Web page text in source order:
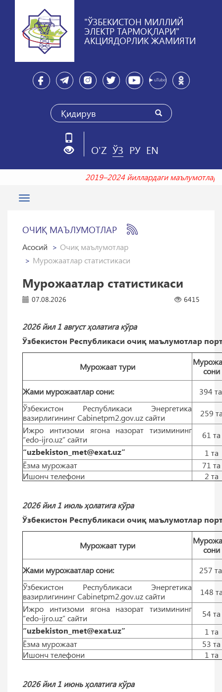
"ЎЗБЕКИСТОН МИЛЛИЙ
ЭЛЕКТР ТАРМОҚЛАРИ"
АКЦИЯДОРЛИК ЖАМИЯТИ
O'Z ЎЗ РУ EN
2019–2024 йиллардаги
Toggle
ОЧИҚ МАЪЛУМОТЛАР
Асосий
Очиқ маълумотлар
Мурожаатлар статистикаси
Мурожаатлар статистикаси
07.08.2026 6415
2026 йил 1 август ҳолатига кўра
Ўзбекистон Республикаси очиқ маълумотлар
Мурожаат тури
сони
Жами мурожаатлар сони:
394
Ўзбекистон Республикаси Энергетика
вазирлигининг Cabinetpm2.gov.uz сайти
259
Ижро интизоми ягона назорат тизимининг
“edo-ijro.uz” сайти
61 тa
“uzbekiston_met@exat.uz”
1 тa
Ёзма мурожаат
71 тa
Ишонч телефони
2 тa
2026 йил 1 июль ҳолатига кўра
Ўзбекистон Республикаси очиқ маълумотлар
Мурожаат тури
сони
Жами мурожаатлар сони:
257
Ўзбекистон Республикаси Энергетика
вазирлигининг Cabinetpm2.gov.uz сайти
148
Ижро интизоми ягона назорат тизимининг
“edo-ijro.uz” сайти
54 тa
“uzbekiston_met@exat.uz”
1 тa
Ёзма мурожаат
53 тa
Ишонч телефони
1 тa
2026 йил 1 июнь ҳолатига кўра